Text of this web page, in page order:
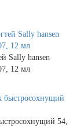
Sally hansen
12 мл
54,